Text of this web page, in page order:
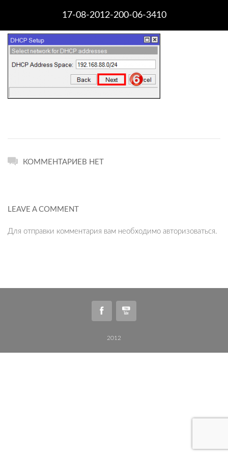
17-08-2012-200-06-3410
КОММЕНТАРИЕВ НЕТ
LEAVE A COMMENT
Для отправки комментария вам необходимо авторизоваться.
2012